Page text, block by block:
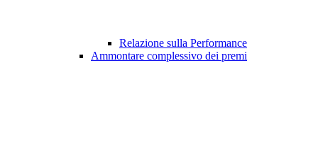
Relazione sulla Performance
Ammontare complessivo dei premi